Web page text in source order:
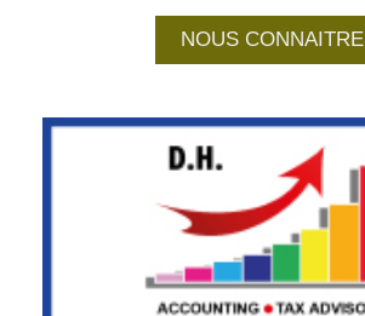
NOUS CONNAITRE